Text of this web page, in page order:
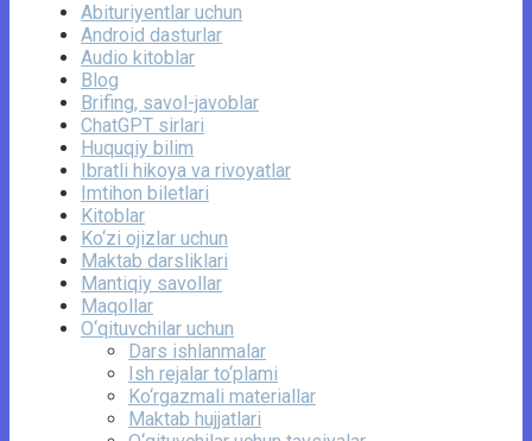
Abituriyentlar uchun
Android dasturlar
Audio kitoblar
Blog
Brifing, savol-javoblar
ChatGPT sirlari
Huquqiy bilim
Ibratli hikoya va rivoyatlar
Imtihon biletlari
Kitoblar
Ko‘zi ojizlar uchun
Maktab darsliklari
Mantiqiy savollar
Maqollar
O‘qituvchilar uchun
Dars ishlanmalar
Ish rejalar to‘plami
Ko‘rgazmali materiallar
Maktab hujjatlari